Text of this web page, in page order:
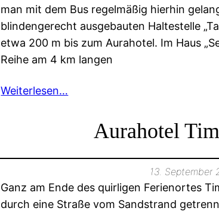
man mit dem Bus regelmäßig hierhin
blindengerecht ausgebauten Haltestelle
etwa 200 m bis zum Aurahotel. Im Haus
Reihe am 4 km langen
Weiterlesen…
Aurahotel
13. September
Ganz am Ende des quirligen Ferienortes
durch eine Straße vom Sandstrand